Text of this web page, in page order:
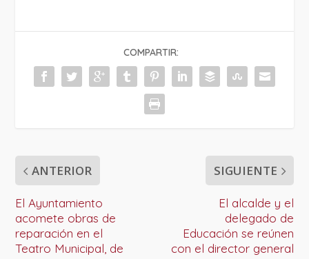
COMPARTIR:
ANTERIOR
El Ayuntamiento
acomete obras de
reparación en el
Teatro Municipal, de
SIGUIENTE
El alcalde y el
delegado de
Educación se reúnen
con el director general